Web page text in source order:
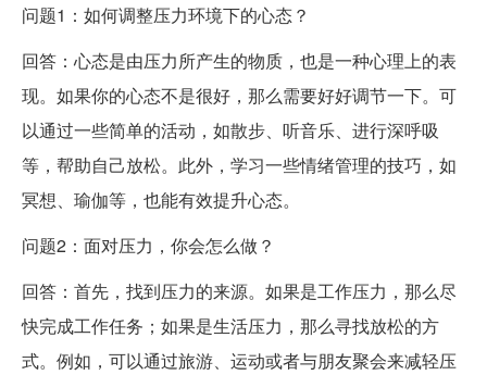
问题1：如何调整压力环境下的心态？
回答：心态是由压力所产生的物质，也是一种心理上的表
现。如果你的心态不是很好，那么需要好好调节一下。可
以通过一些简单的活动，如散步、听音乐、进行深呼吸
等，帮助自己放松。此外，学习一些情绪管理的技巧，如
冥想、瑜伽等，也能有效提升心态。
问题2：面对压力，你会怎么做？
回答：首先，找到压力的来源。如果是工作压力，那么尽
快完成工作任务；如果是生活压力，那么寻找放松的方
式。例如，可以通过旅游、运动或者与朋友聚会来减轻压